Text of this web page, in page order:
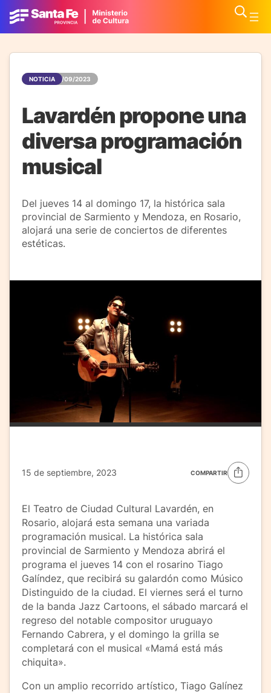
NOTICIA 15/09/2023
Lavardén propone una
diversa programación
musical
Del jueves 14 al domingo 17, la histórica sala
provincial de Sarmiento y Mendoza, en Rosario,
alojará una serie de conciertos de diferentes
estéticas.
15 de septiembre, 2023 COMPARTIR
El Teatro de Ciudad Cultural Lavardén, en
Rosario, alojará esta semana una variada
programación musical. La histórica sala
provincial de Sarmiento y Mendoza abrirá el
programa el jueves 14 con el rosarino Tiago
Galíndez, que recibirá su galardón como Músico
Distinguido de la ciudad. El viernes será el turno
de la banda Jazz Cartoons, el sábado marcará el
regreso del notable compositor uruguayo
Fernando Cabrera, y el domingo la grilla se
completará con el musical «Mamá está más
chiquita».
Con un amplio recorrido artístico, Tiago Galínez